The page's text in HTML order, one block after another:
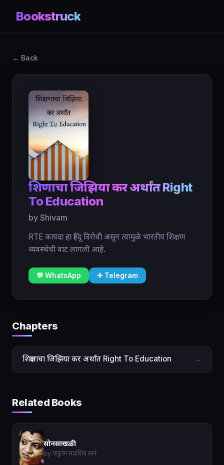
Bookstruck
← Back
शिक्षणाचा जिझिया कर अर्थांत Right
To Education
by Shivam
RTE कायदा हा हिंदू विरोधी असून त्यामुळे भारतीय शिक्षण
व्यवस्थेची वाट लागली आहे.
💬 WhatsApp ✈ Telegram
Chapters
शिक्षणाचा जिझिया कर अर्थांत Right To Education →
Related Books
सोनसाखळी
by पांडुरंग सदाशिव साने